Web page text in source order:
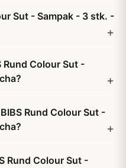
Sut - Sampak - 3 stk. -
Colour Sut -
Rund Colour Sut -
Rund Colour Sut -